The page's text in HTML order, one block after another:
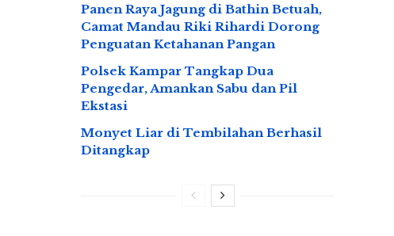
Panen Raya Jagung di Bathin Betuah,
Camat Mandau Riki Rihardi Dorong
Penguatan Ketahanan Pangan
Polsek Kampar Tangkap Dua
Pengedar, Amankan Sabu dan Pil
Ekstasi
Monyet Liar di Tembilahan Berhasil
Ditangkap